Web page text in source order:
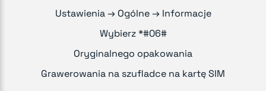
Ustawienia → Ogólne → Informacje
Wybierz *#06#
Oryginalnego opakowania
Grawerowania na szufladce na kartę SIM